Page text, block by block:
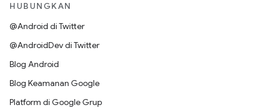
HUBUNGKAN
@Android di Twitter
@AndroidDev di Twitter
Blog Android
Blog Keamanan Google
Platform di Google Grup